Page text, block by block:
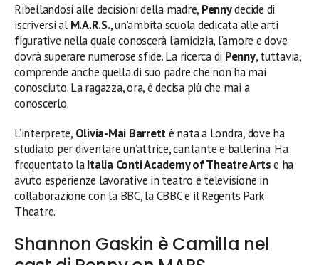
Ribellandosi alle decisioni della madre, Pennydecide di
iscriversi al M.A.R.S., un’ambita scuola dedicata alle arti
figurative nella quale conoscerà l’amicizia, l’amore e dove
dovrà superare numerose sfide. La ricerca di Penny, tuttavia,
comprende anche quella di suo padre che non ha mai
conosciuto. La ragazza, ora, è decisa più che mai a
conoscerlo.
L’interprete, Olivia-Mai Barrettè nata a Londra, dove ha
studiato per diventare un’attrice, cantante e ballerina. Ha
frequentato laItalia Conti Academy of Theatre Artse ha
avuto esperienze lavorative in teatro e televisione in
collaborazione con la BBC, la CBBC e il Regents Park
Theatre.
Shannon Gaskin è Camilla nel